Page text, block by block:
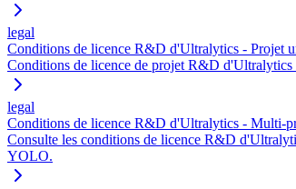
legal
Conditions de licence R&D d'Ultralytics - Projet
Conditions de licence de projet R&D d'Ultralytics
legal
Conditions de licence R&D d'Ultralytics - Multi-
Consulte les conditions de licence R&D
YOLO.